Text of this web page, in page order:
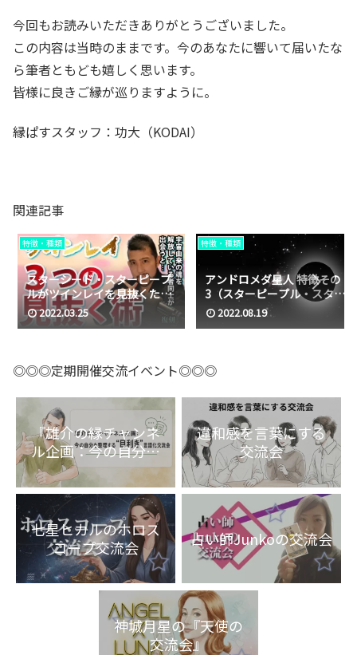
今回もお読みいただきありがとうございました。
この内容は当時のままです。今のあなたに響いて届いたな
ら筆者ともども嬉しく思います。
皆様に良きご縁が巡りますように。
縁ぱすスタッフ：功大（KODAI）
関連記事
特徴・種類
スターシード・スターピープ
ルがツインレイを見抜くため
の３つの術
2022.03.25
特徴・種類
アンドロメダ星人 特徴その
3（スターピープル・スター
シードの特徴）
2022.08.19
◎◎◎定期開催交流イベント◎◎◎
『雄介の縁チャンネ
ル企画：今の自分を
整理する“目利き”言
語化交流会』
違和感を言葉にする
交流会
七星ヒカルのホロス
コープ交流会
占い師Junkoの交流会
神城月星の『天使の
交流会』